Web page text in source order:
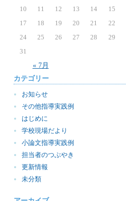
« 7月
10
11 12 13 14 15
17
18 19 20 21 22
24
25 26 27 28 29
31
カテゴリー
お知らせ
その他指導実践例
はじめに
学校現場だより
小論文指導実践例
担当者のつぶやき
更新情報
未分類